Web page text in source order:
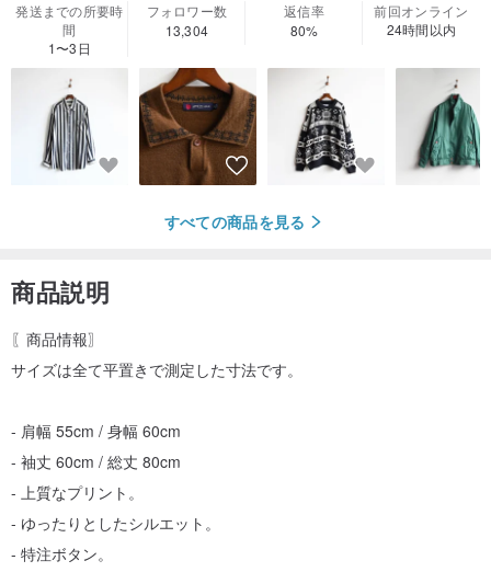
発送までの所要時
間
1〜3日
フォロワー数
13,304
返信率
80%
前回オンライン
24時間以内
すべての商品を見る
商品説明
〖商品情報〗
サイズは全て平置きで測定した寸法です。
- 肩幅 55cm / 身幅 60cm
- 袖丈 60cm / 総丈 80cm
- 上質なプリント。
- ゆったりとしたシルエット。
- 特注ボタン。